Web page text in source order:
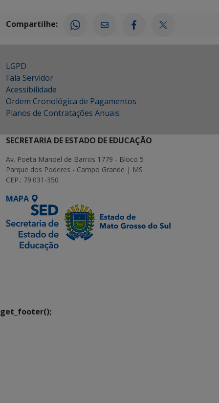
Compartilhe:
LGPD
Fala Servidor
Acessibilidade
Ordem Cronológica de Pagamentos
Planos de Contratações Anuais
SECRETARIA DE ESTADO DE EDUCAÇÃO
Av. Poeta Manoel de Barros 1779 - Bloco 5
Parque dos Poderes - Campo Grande | MS
CEP.: 79.031-350
MAPA
get_footer();